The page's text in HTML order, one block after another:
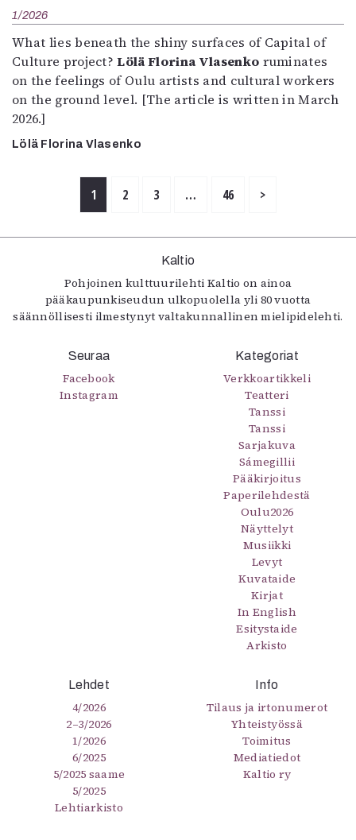
1/2026
What lies beneath the shiny surfaces of Capital of
Culture project?Lölä Florina Vlasenko ruminates
on the feelings of Oulu artists and cultural workers
on the ground level. [The article is written in March
2026.]
Lölä Florina Vlasenko
1 2 3 … 46 >
Kaltio
Pohjoinen kulttuurilehti Kaltio on ainoa
pääkaupunkiseudun ulkopuolella yli 80 vuotta
säännöllisesti ilmestynyt valtakunnallinen mielipidelehti.
Seuraa
Facebook
Instagram
Kategoriat
Verkkoartikkeli
Teatteri
Tanssi
Tanssi
Sarjakuva
Sámegillii
Pääkirjoitus
Paperilehdestä
Oulu2026
Näyttelyt
Musiikki
Levyt
Kuvataide
Kirjat
In English
Esitystaide
Arkisto
Lehdet
4/2026
2–3/2026
1/2026
6/2025
5/2025 saame
5/2025
Lehtiarkisto
Info
Tilaus ja irtonumerot
Yhteistyössä
Toimitus
Mediatiedot
Kaltio ry